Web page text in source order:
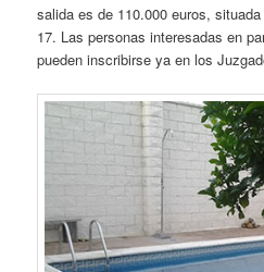
salida es de 110.000 euros,
17. Las personas interesadas en
pueden inscribirse ya en los